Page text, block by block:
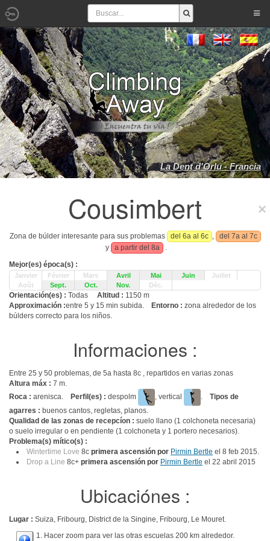
La Dent d'Orlu - Francia
Cousimbert
Zona de búlder interesante para sus problemas del 6a al 6c ,
del 7a al 7c
y
a partir del 8a
.
Mejor(es) época(s) :
Janvier Février Mars Avril Mai Juin
Juillet
Août
Sept. Oct. Nov. Déc.
Orientación(es) : Todas Altitud : 1150 m
Approximación :entre 5 y 15 min subida. Entorno : zona alrededor de los
búlders correcto para los niños.
Informaciones :
Entre 25 y 50 problemas, de 5a hasta 8c , repartidos en varias zonas
Altura máx : 7 m.
Roca : arenisca. Perfil(es) : despolm , vertical . Tipos de
agarres : buenos cantos, regletas, planos.
Qualidad de las zonas de recepcíon : suelo llano (1 colchoneta necesaria)
o suelo irregular o en pendiente (1 colchoneta y 1 portero necesarios).
Problema(s) mítico(s) :
Wintertime Love 8c primera ascensión por Pirmin Bertle el 8 feb 2015.
Drop a Line 8c+ primera ascensión por Pirmin Bertle el 22 abril 2015
Ubicaciónes :
Lugar : Suiza, Fribourg, District de la Singine, Fribourg, Le Mouret.
1. Hacer zoom para ver las otras escuelas 200 km alrededor.